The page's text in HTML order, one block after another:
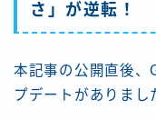
さ」が逆転！
本記事の公開直後、
プデートがありまし